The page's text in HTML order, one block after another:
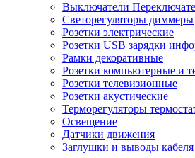
Выключатели
Светорегуляторы диммеры
Розетки электрические
Розетки USB зарядки
Рамки декоративные
Розетки компьютерные и
Розетки телевизионные
Розетки акустические
Терморегуляторы
Освещение
Датчики движения
Заглушки и выводы кабеля